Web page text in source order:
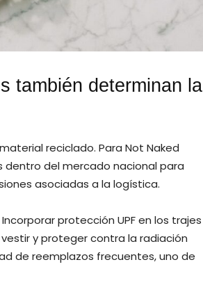
también determinan la
reciclado. Para Not Naked
dentro del mercado nacional para
asociadas a la logística.
protección UPF en los trajes
y proteger contra la radiación
de reemplazos frecuentes, uno de